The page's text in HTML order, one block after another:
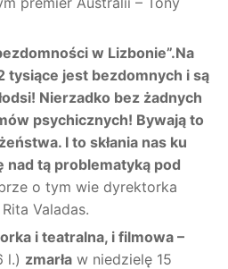
w Lizbonie”.Na
tysiące jest bezdomnych i są
Nierzadko bez żadnych
psychicznych! Bywają to
I to skłania nas ku
nad tą problematyką pod
o tym wie dyrektorka
Valadas.
i teatralna, i filmowa –
l.) zmarła w niedzielę 15